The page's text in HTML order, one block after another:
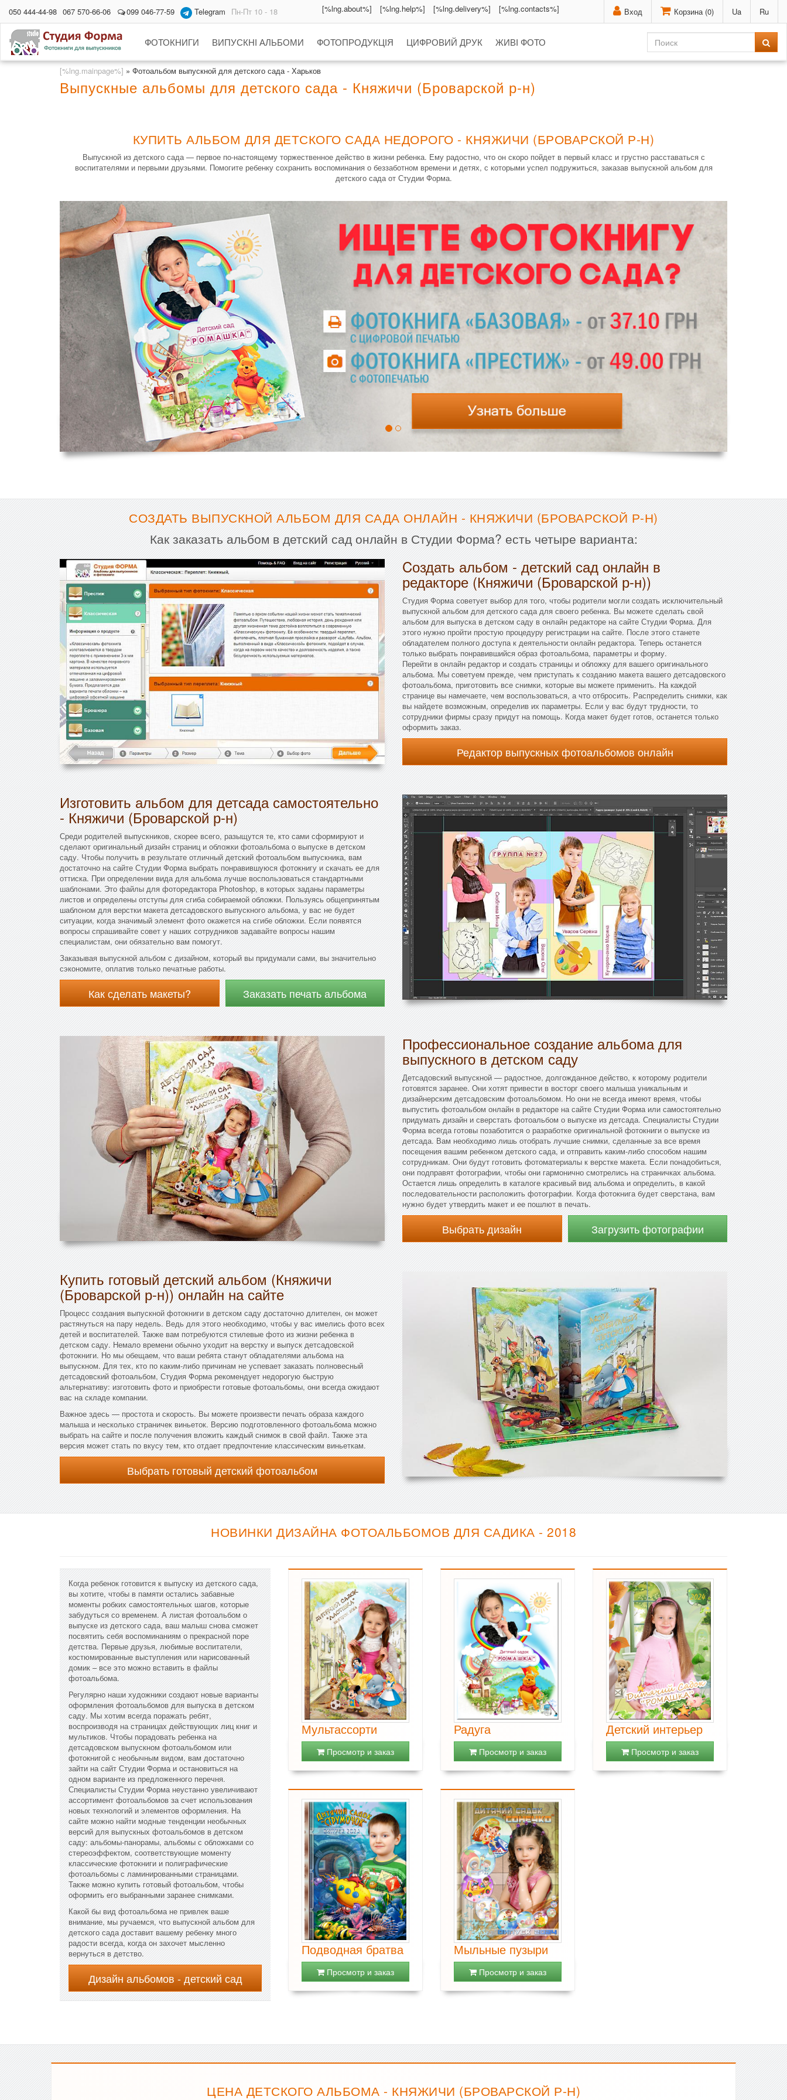
Вход Корзина (0) Ua Ru
050 444-44-98 067 570-66-06 099 046-77-59 Telegram Пн-Пт 10 - 18 [%lng.about%] [%lng.help%] [%lng.delivery%] [%lng.contacts%]
ФОТОКНИГИ ВИПУСКНІ АЛЬБОМИ ФОТОПРОДУКЦІЯ ЦИФРОВИЙ ДРУК ЖИВІ ФОТО
[%lng.mainpage%] » Фотоальбом выпускной для детского сада - Харьков
Выпускные альбомы для детского сада - Княжичи (Броварской р-н)
КУПИТЬ АЛЬБОМ ДЛЯ ДЕТСКОГО САДА НЕДОРОГО - КНЯЖИЧИ (БРОВАРСКОЙ Р-Н)
Выпускной из детского сада — первое по-настоящему торжественное действо в жизни ребенка. Ему радостно, что он скоро пойдет в первый класс и грустно расставаться с
воспитателями и первыми друзьями. Помогите ребенку сохранить воспоминания о беззаботном времени и детях, с которыми успел подружиться, заказав выпускной альбом для
детского сада от Студии Форма.
СОЗДАТЬ ВЫПУСКНОЙ АЛЬБОМ ДЛЯ САДА ОНЛАЙН - КНЯЖИЧИ (БРОВАРСКОЙ Р-Н)
Как заказать альбом в детский сад онлайн в Студии Форма? есть четыре варианта:
Cоздать альбом - детский сад онлайн в
редакторе (Княжичи (Броварской р-н))
Студия Форма советует выбор для того, чтобы родители могли создать исключительный
выпускной альбом для детского сада для своего ребенка. Вы можете сделать свой
альбом для выпуска в детском саду в онлайн редакторе на сайте Студии Форма. Для
этого нужно пройти простую процедуру регистрации на сайте. После этого станете
обладателем полного доступа к деятельности онлайн редактора. Теперь останется
только выбрать понравившийся образ фотоальбома, параметры и форму.
Перейти в онлайн редактор и создать страницы и обложку для вашего оригинального
альбома. Мы советуем прежде, чем приступать к созданию макета вашего детсадовского
фотоальбома, приготовить все снимки, которые вы можете применить. На каждой
странице вы намечаете, чем воспользоваться, а что отбросить. Распределить снимки, как
вы найдете возможным, определив их параметры. Если у вас будут трудности, то
сотрудники фирмы сразу придут на помощь. Когда макет будет готов, останется только
оформить заказ.
Редактор выпускных фотоальбомов онлайн
Изготовить альбом для детсада самостоятельно
- Княжичи (Броварской р-н)
Среди родителей выпускников, скорее всего, разыщутся те, кто сами сформируют и
сделают оригинальный дизайн страниц и обложки фотоальбома о выпуске в детском
саду. Чтобы получить в результате отличный детский фотоальбом выпускника, вам
достаточно на сайте Студии Форма выбрать понравившуюся фотокнигу и скачать ее для
оттиска. При определении вида для альбома лучше воспользоваться стандартными
шаблонами. Это файлы для фоторедактора Photoshop, в которых заданы параметры
листов и определены отступы для сгиба собираемой обложки. Пользуясь общепринятым
шаблоном для верстки макета детсадовского выпускного альбома, у вас не будет
ситуации, когда значимый элемент фото окажется на сгибе обложки. Если появятся
вопросы спрашивайте совет у наших сотрудников задавайте вопросы нашим
специалистам, они обязательно вам помогут.
Заказывая выпускной альбом с дизайном, который вы придумали сами, вы значительно
сэкономите, оплатив только печатные работы.
Как сделать макеты? Заказать печать альбома
Профессиональное создание альбома для
выпускного в детском саду
Детсадовский выпускной — радостное, долгожданное действо, к которому родители
готовятся заранее. Они хотят привести в восторг своего малыша уникальным и
дизайнерским детсадовским фотоальбомом. Но они не всегда имеют время, чтобы
выпустить фотоальбом онлайн в редакторе на сайте Студии Форма или самостоятельно
придумать дизайн и сверстать фотоальбом о выпуске из детсада. Специалисты Студии
Форма всегда готовы позаботится о разработке оригинальной фотокниги о выпуске из
детсада. Вам необходимо лишь отобрать лучшие снимки, сделанные за все время
посещения вашим ребенком детского сада, и отправить каким-либо способом нашим
сотрудникам. Они будут готовить фотоматериалы к верстке макета. Если понадобиться,
они подправят фотографии, чтобы они гармонично смотрелись на страничках альбома.
Остается лишь определить в каталоге красивый вид альбома и определить, в какой
последовательности расположить фотографии. Когда фотокнига будет сверстана, вам
нужно будет утвердить макет и ее пошлют в печать.
Выбрать дизайн Загрузить фотографии
Купить готовый детский альбом (Княжичи
(Броварской р-н)) онлайн на сайте
Процесс создания выпускной фотокниги в детском саду достаточно длителен, он может
растянуться на пару недель. Ведь для этого необходимо, чтобы у вас имелись фото всех
детей и воспитателей. Также вам потребуются стилевые фото из жизни ребенка в
детском саду. Немало времени обычно уходит на верстку и выпуск детсадовской
фотокниги. Но мы обещаем, что ваши ребята станут обладателями альбома на
выпускном. Для тех, кто по каким-либо причинам не успевает заказать полновесный
детсадовский фотоальбом, Студия Форма рекомендует недорогую быструю
альтернативу: изготовить фото и приобрести готовые фотоальбомы, они всегда ожидают
вас на складе компании.
Важное здесь — простота и скорость. Вы можете произвести печать образа каждого
малыша и несколько страничек виньеток. Версию подготовленного фотоальбома можно
выбрать на сайте и после получения вложить каждый снимок в свой файл. Также эта
версия может стать по вкусу тем, кто отдает предпочтение классическим виньеткам.
Выбрать готовый детский фотоальбом
НОВИНКИ ДИЗАЙНА ФОТОАЛЬБОМОВ ДЛЯ САДИКА - 2018
Когда ребенок готовится к выпуску из детского сада,
вы хотите, чтобы в памяти остались забавные
моменты робких самостоятельных шагов, которые
забудуться со временем. А листая фотоальбом о
выпуске из детского сада, ваш малыш снова сможет
посвятить себя воспоминаниям о прекрасной поре
детства. Первые друзья, любимые воспитатели,
костюмированные выступления или нарисованный
домик – все это можно вставить в файлы
фотоальбома.
Регулярно наши художники создают новые варианты
оформления фотоальбомов для выпуска в детском
саду. Мы хотим всегда поражать ребят,
воспроизводя на страницах действующих лиц книг и
мультиков. Чтобы порадовать ребенка на
детсадовском выпускном фотоальбомом или
фотокнигой с необычным видом, вам достаточно
зайти на сайт Студии Форма и остановиться на
одном варианте из предложенного перечня.
Специалисты Студии Форма неустанно увеличивают
ассортимент фотоальбомов за счет использования
новых технологий и элементов оформления. На
сайте можно найти модные тенденции необычных
версий для выпускных фотоальбомов в детском
саду: альбомы-панорамы, альбомы с обложками со
стереоэффектом, соответствующие моменту
классические фотокниги и полиграфические
фотоальбомы с ламинированными страницами.
Также можно купить готовый фотоальбом, чтобы
оформить его выбранными заранее снимками.
Какой бы вид фотоальбома не привлек ваше
внимание, мы ручаемся, что выпускной альбом для
детского сада доставит вашему ребенку много
радости всегда, когда он захочет мысленно
вернуться в детство.
Дизайн альбомов - детский сад
Мультассорти
Просмотр и заказ
Радуга
Просмотр и заказ
Детский интерьер
Просмотр и заказ
Подводная братва
Просмотр и заказ
Мыльные пузыри
Просмотр и заказ
ЦЕНА ДЕТСКОГО АЛЬБОМА - КНЯЖИЧИ (БРОВАРСКОЙ Р-Н)